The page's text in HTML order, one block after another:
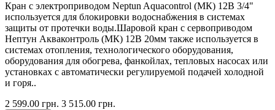
Кран с электроприводом Neptun Aquacontrol (МК) 12В 3/4"
используется для блокировки водоснабжения в системах
защиты от протечки воды.Шаровой кран с сервоприводом
Нептун Акваконтроль (МК) 12В 20мм также используется в
системах отопления, технологического оборудования,
оборудования для обогрева, фанкойлах, тепловых насосах или
установках с автоматически регулируемой подачей холодной
и горя..
2 599.00 грн. 3 515.00 грн.